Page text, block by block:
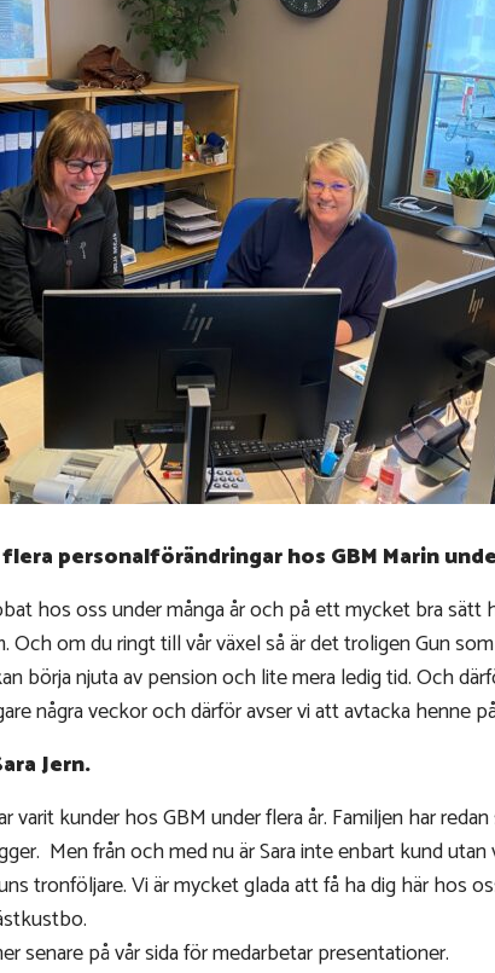
personalförändringar hos GBM Marin
hos oss under många år och på ett mycket bra
Och om du ringt till vår växel så är det troligen Gun
börja njuta av pension och lite mera ledig tid. Och
några veckor och därför avser vi att avtacka henne
Jern.
varit kunder hos GBM under flera år. Familjen har
Men från och med nu är Sara inte enbart kund
tronföljare. Vi är mycket glada att få ha dig här hos
senare på vår sida för medarbetar presentationer.